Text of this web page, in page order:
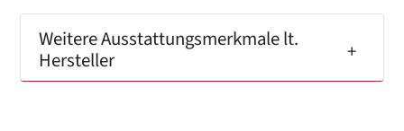
Weitere Ausstattungsmerkmale lt.
Hersteller